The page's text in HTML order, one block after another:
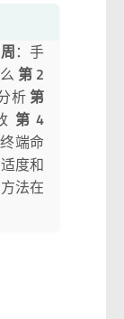
：手
第 2
析第
第 4
端命
度和
法在